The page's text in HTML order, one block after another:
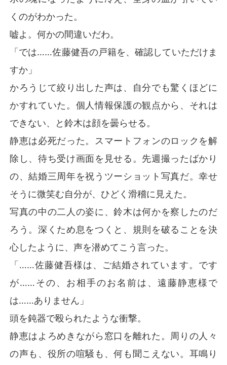
くのがわかった。
嘘よ。何かの間違いだわ。
「では……佐藤健吾の戸籍を、確認していただけま
すか」
かろうじて絞り出した声は、自分でも驚くほどに
かすれていた。個人情報保護の観点から、それは
できない、と鈴木は顔を曇らせる。
静恵は必死だった。スマートフォンのロックを解
除し、待ち受け画面を見せる。先週撮ったばかり
の、結婚三周年を祝うツーショット写真だ。幸せ
そうに微笑む自分が、ひどく滑稽に見えた。
写真の中の二人の姿に、鈴木は何かを察したのだ
ろう。深くため息をつくと、規則を破ることを決
心したように、声を潜めてこう言った。
「……佐藤健吾様は、ご結婚されています。です
が……その、お相手のお名前は、遠藤静恵様で
は……ありません」
頭を鈍器で殴られたような衝撃。
静恵はよろめきながら窓口を離れた。周りの人々
の声も、役所の喧騒も、何も聞こえない。耳鳴り